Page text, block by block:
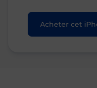
Acheter cet